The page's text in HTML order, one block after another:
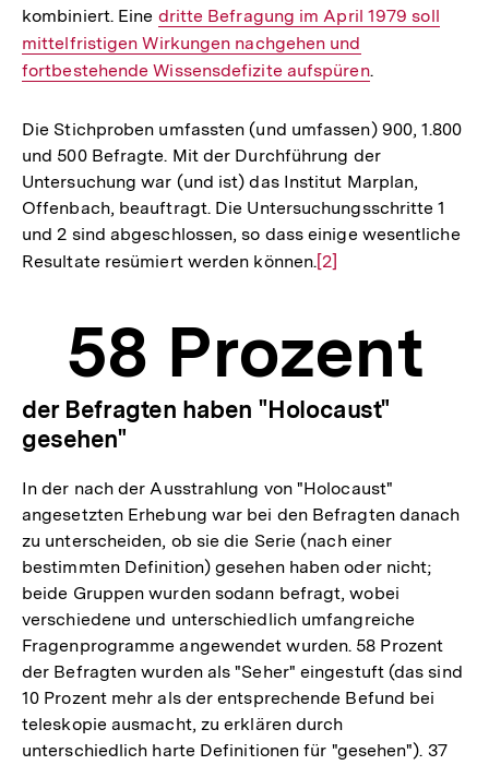
kombiniert. Eine Interner
Link:
dritte Befragung im April 1979 soll
mittelfristigen Wirkungen nachgehen und
fortbestehende Wissensdefizite aufspüren.
Die Stichproben umfassten (und umfassen) 900, 1.800
und 500 Befragte. Mit der Durchführung der
Untersuchung war (und ist) das Institut Marplan,
Offenbach, beauftragt. Die Untersuchungsschritte 1
und 2 sind abgeschlossen, so dass einige wesentliche
Resultate resümiert werden können.Zur
Fußnote
[2]
58 Prozent
der Befragten haben "Holocaust"
gesehen"
In der nach der Ausstrahlung von "Holocaust"
angesetzten Erhebung war bei den Befragten danach
zu unterscheiden, ob sie die Serie (nach einer
bestimmten Definition) gesehen haben oder nicht;
beide Gruppen wurden sodann befragt, wobei
verschiedene und unterschiedlich umfangreiche
Fragenprogramme angewendet wurden. 58 Prozent
der Befragten wurden als "Seher" eingestuft (das sind
10 Prozent mehr als der entsprechende Befund bei
teleskopie ausmacht, zu erklären durch
unterschiedlich harte Definitionen für "gesehen"). 37